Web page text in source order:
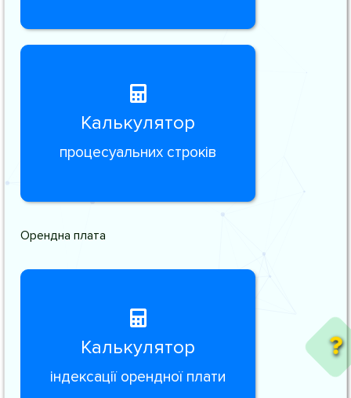
Калькулятор
процесуальних строків
Орендна плата
Калькулятор
індексації орендної плати